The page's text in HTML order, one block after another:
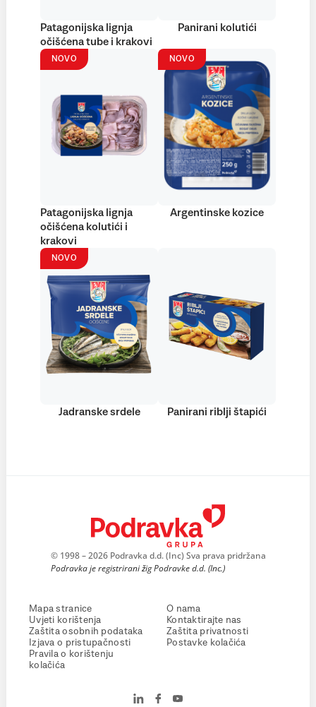
Patagonijska lignja
očišćena tube i krakovi
Panirani kolutići
NOVO
Patagonijska lignja
očišćena kolutići i
krakovi
NOVO
Argentinske kozice
NOVO
Jadranske srdele Panirani riblji štapići
© 1998 – 2026 Podravka d.d. (Inc) Sva prava pridržana
Podravka je registrirani žig Podravke d.d. (Inc.)
Mapa stranice
Uvjeti korištenja
Zaštita osobnih podataka
Izjava o pristupačnosti
Pravila o korištenju
kolačića
O nama
Kontaktirajte nas
Zaštita privatnosti
Postavke kolačića